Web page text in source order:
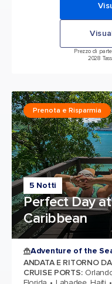
Prezzo di
2028
5 Notti
Perfect Day
Caribbean
Prenota e Risparmia
Adventure of the
ANDATA E RITORNO DA
CRUISE PORTS: